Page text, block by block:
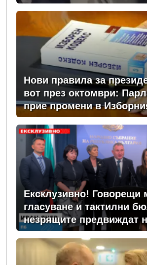
Нови правила за
вот през октомври:
прие промени в
Ексклузивно! Говорещи
гласуване и тактилни
незрящите предвиждат
изборни правила!